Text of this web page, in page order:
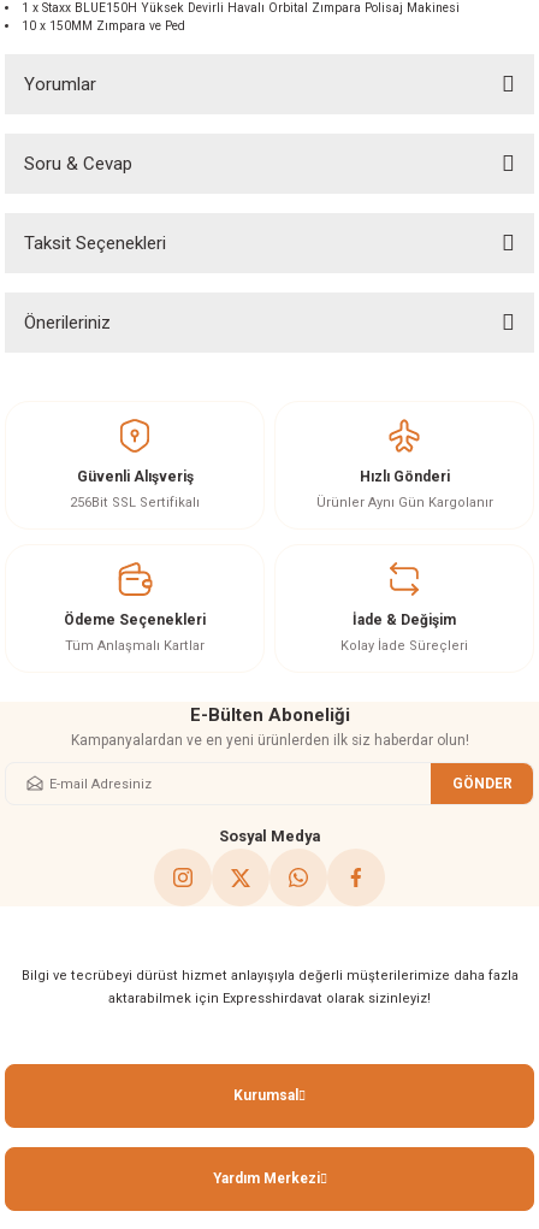
1 x Staxx BLUE150H Yüksek Devirli Havalı Orbital Zımpara Polisaj Makinesi
10 x 150MM Zımpara ve Ped
Yorumlar
Soru & Cevap
Ürün hakkında henüz soru sorulmamış.
Taksit Seçenekleri
Önerileriniz
Görüş ve önerileriniz için teşekkür ederiz.
Ürün resmi kalitesiz, bozuk veya görüntülenemiyor.
Ürün bilgilerinde hatalar bulunuyor.
Bu ürüne benzer farklı alternatifler olmalı.
Güvenli Alışveriş
256Bit SSL Sertifikalı
Hızlı Gönderi
Ürünler Aynı Gün Kargolanır
Ödeme Seçenekleri
Tüm Anlaşmalı Kartlar
İade & Değişim
Kolay İade Süreçleri
E-Bülten Aboneliği
Kampanyalardan ve en yeni ürünlerden ilk siz haberdar olun!
GÖNDER
Sosyal Medya
Bilgi ve tecrübeyi dürüst hizmet anlayışıyla değerli müşterilerimize daha fazla
aktarabilmek için Expresshirdavat olarak sizinleyiz!
Kurumsal
Yardım Merkezi